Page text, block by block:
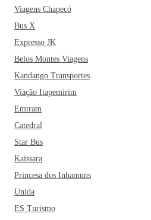
Viagens Chapecó
Bus X
Expresso JK
Belos Montes Viagens
Kandango Transportes
Viação Itapemirim
Emtram
Catedral
Star Bus
Kaissara
Princesa dos Inhamuns
Unida
ES Turismo